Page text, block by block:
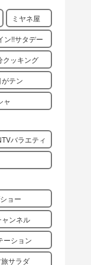
ミヤネ屋
ン!!サタデー
クッキング
テン
ャ
バラエティ
ョー
ャンネル
ーション
サラダ